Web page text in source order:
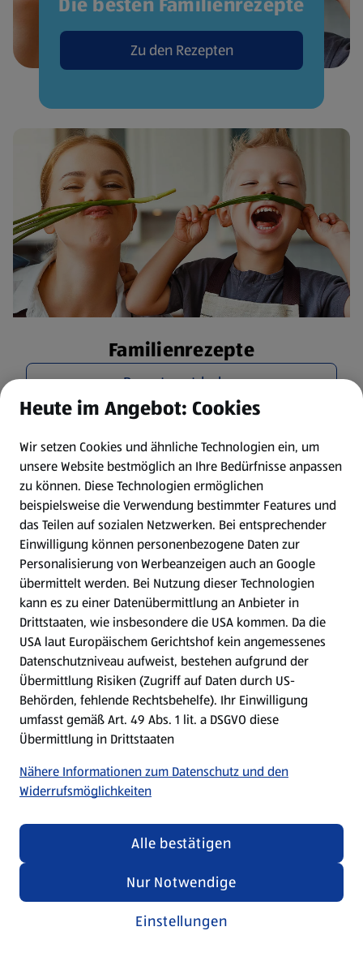
Zu den Rezepten
Familienrezepte
Rezepte entdecken
Kochen für Kinder
Rezepte entdecken
Heute im Angebot: Cookies
Wir setzen Cookies und ähnliche Technologien ein, um
unsere Website bestmöglich an Ihre Bedürfnisse anpassen
zu können. Diese Technologien ermöglichen
beispielsweise die Verwendung bestimmter Features und
das Teilen auf sozialen Netzwerken. Bei entsprechender
Einwilligung können personenbezogene Daten zur
Personalisierung von Werbeanzeigen auch an Google
übermittelt werden. Bei Nutzung dieser Technologien
kann es zu einer Datenübermittlung an Anbieter in
Drittstaaten, wie insbesondere die USA kommen. Da die
USA laut Europäischem Gerichtshof kein angemessenes
Datenschutzniveau aufweist, bestehen aufgrund der
Übermittlung Risiken (Zugriff auf Daten durch US-
Behörden, fehlende Rechtsbehelfe). Ihr Einwilligung
umfasst gemäß Art. 49 Abs. 1 lit. a DSGVO diese
Übermittlung in Drittstaaten
Nähere Informationen zum Datenschutz und den
Widerrufsmöglichkeiten
Einstellungen
Nur Notwendige
Alle bestätigen